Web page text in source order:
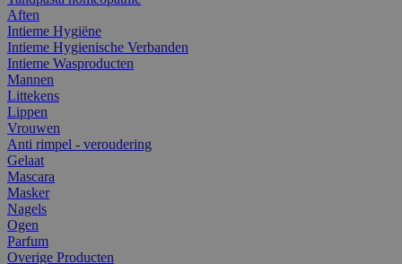
Aften
Intieme Hygiëne
Intieme Hygienische Verbanden
Intieme Wasproducten
Mannen
Littekens
Lippen
Vrouwen
Anti rimpel - veroudering
Gelaat
Mascara
Masker
Nagels
Ogen
Parfum
Overige Producten